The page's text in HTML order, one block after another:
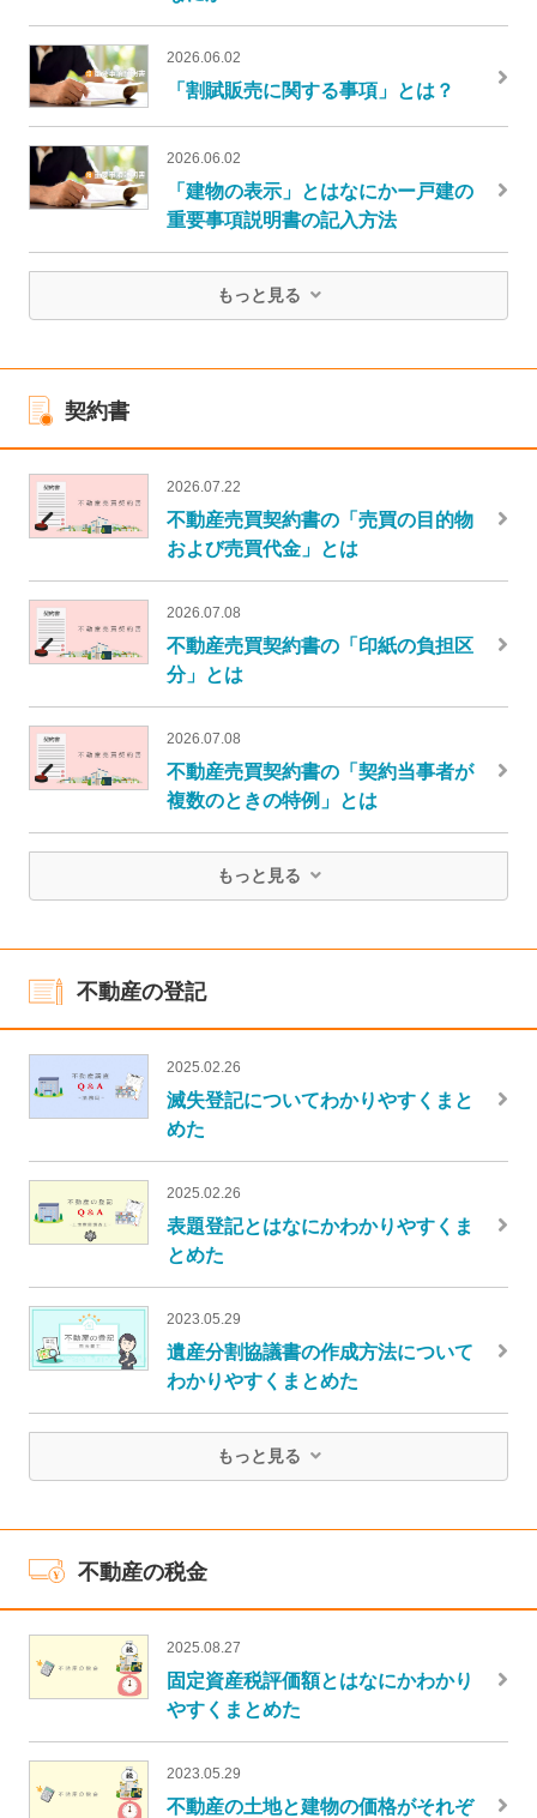
2026.06.02
「割賦販売に関する事項」とは？
2026.06.02
「建物の表示」とはなにかー戸建の
重要事項説明書の記入方法
もっと見る
契約書
2026.07.22
不動産売買契約書の「売買の目的物
および売買代金」とは
2026.07.08
不動産売買契約書の「印紙の負担区
分」とは
2026.07.08
不動産売買契約書の「契約当事者が
複数のときの特例」とは
もっと見る
不動産の登記
2025.02.26
滅失登記についてわかりやすくまと
めた
2025.02.26
表題登記とはなにかわかりやすくま
とめた
2023.05.29
遺産分割協議書の作成方法について
わかりやすくまとめた
もっと見る
不動産の税金
2025.08.27
固定資産税評価額とはなにかわかり
やすくまとめた
2023.05.29
不動産の土地と建物の価格がそれぞ